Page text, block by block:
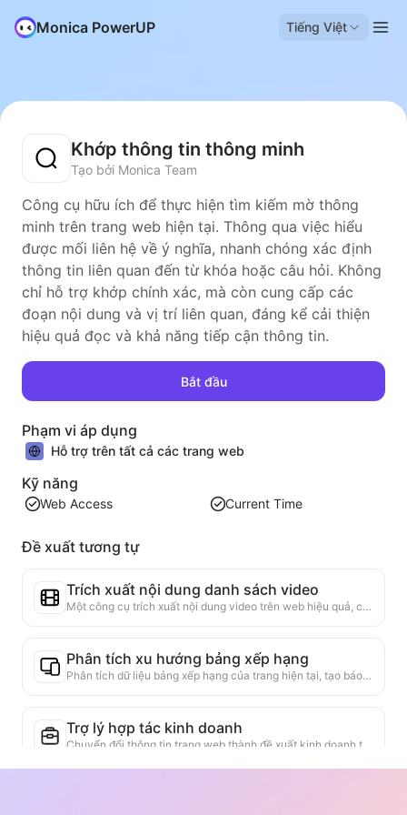
Monica PowerUP Tiếng Việt
Khớp thông tin thông minh
Tạo bởi Monica Team
Công cụ hữu ích để thực hiện tìm kiếm mờ thông
minh trên trang web hiện tại. Thông qua việc hiểu
được mối liên hệ về ý nghĩa, nhanh chóng xác định
thông tin liên quan đến từ khóa hoặc câu hỏi. Không
chỉ hỗ trợ khớp chính xác, mà còn cung cấp các
đoạn nội dung và vị trí liên quan, đáng kể cải thiện
hiệu quả đọc và khả năng tiếp cận thông tin.
Bắt đầu
Phạm vi áp dụng
Hỗ trợ trên tất cả các trang web
Kỹ năng
Web Access Current Time
Đề xuất tương tự
Trích xuất nội dung danh sách video
Một công cụ trích xuất nội dung video trên web hiệu quả, có khả năng quét nhanh các trang web và tổ chức thông tin video thành bảng Markdown có cấu trúc.
Phân tích xu hướng bảng xếp hạng
Phân tích dữ liệu bảng xếp hạng của trang hiện tại, tạo báo cáo xu hướng. Nhận diện các loại sản phẩm phổ biến, các loại sản phẩm đang tăng nhanh và công nghệ mới nổi. Cung cấp cái nhìn thị trường ngay lập tức, giúp bạn hiểu xu hướng sản phẩm mới nhất và động thái thị trường.
Trợ lý hợp tác kinh doanh